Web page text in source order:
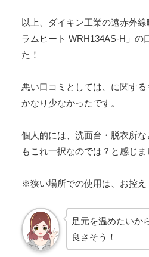
以上、ダイキン工業の遠赤外
ラムヒート WRH134AS-H」の
た！
悪い口コミとしては、に関す
かなり少なかったです。
個人的には、洗面台・脱衣所
もこれ一択なのでは？と感じま
※狭い場所での使用は、お控え
足元を温めたいか
良さそう！